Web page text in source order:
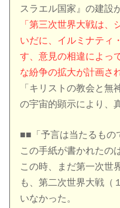
スラエル国家』の建設
「第三次世界大戦は、
いだに、イルミナティ
す、意見の相違によっ
な紛争の拡大が計画さ
「キリストの教会と無
の宇宙的顕示により、
■■「予言は当たるもの
この手紙が書かれたの
この時、まだ第一次世
も、第二次世界大戦（
いなかった。